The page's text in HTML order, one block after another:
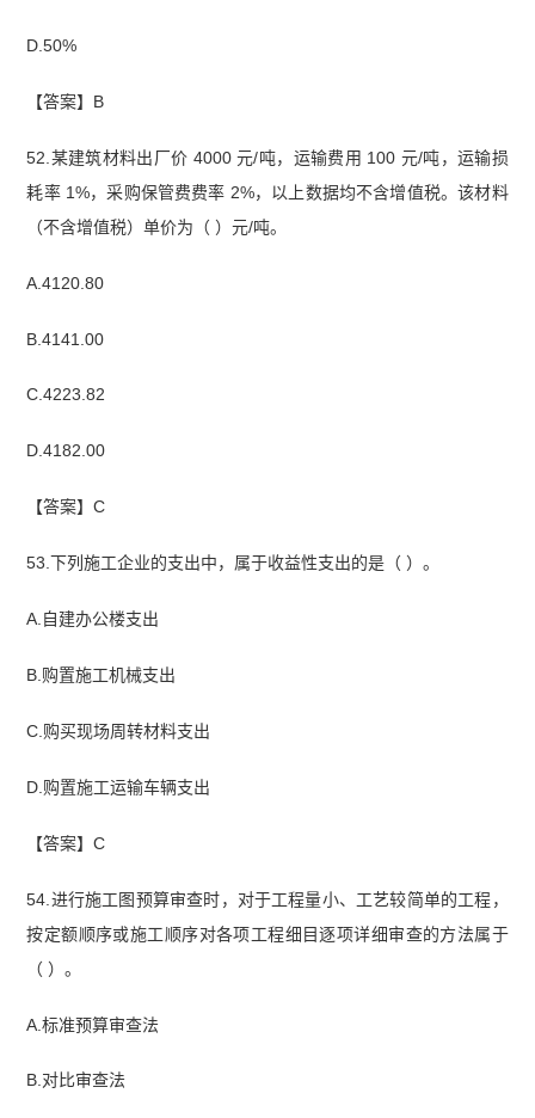
D.50%
【答案】B
52.某建筑材料出厂价 4000 元/吨，运输费用 100 元/吨，运输损
耗率 1%，采购保管费费率 2%，以上数据均不含增值税。该材料
（不含增值税）单价为（ ）元/吨。
A.4120.80
B.4141.00
C.4223.82
D.4182.00
【答案】C
53.下列施工企业的支出中，属于收益性支出的是（ ）。
A.自建办公楼支出
B.购置施工机械支出
C.购买现场周转材料支出
D.购置施工运输车辆支出
【答案】C
54.进行施工图预算审查时，对于工程量小、工艺较简单的工程，
按定额顺序或施工顺序对各项工程细目逐项详细审查的方法属于
（ ）。
A.标准预算审查法
B.对比审查法